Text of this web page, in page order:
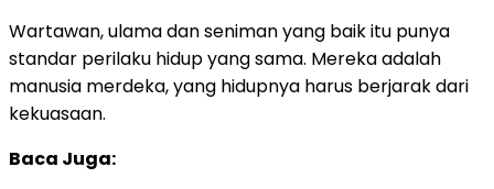
Wartawan, ulama dan seniman yang baik itu punya
standar perilaku hidup yang sama. Mereka adalah
manusia merdeka, yang hidupnya harus berjarak dari
kekuasaan.
Baca Juga: